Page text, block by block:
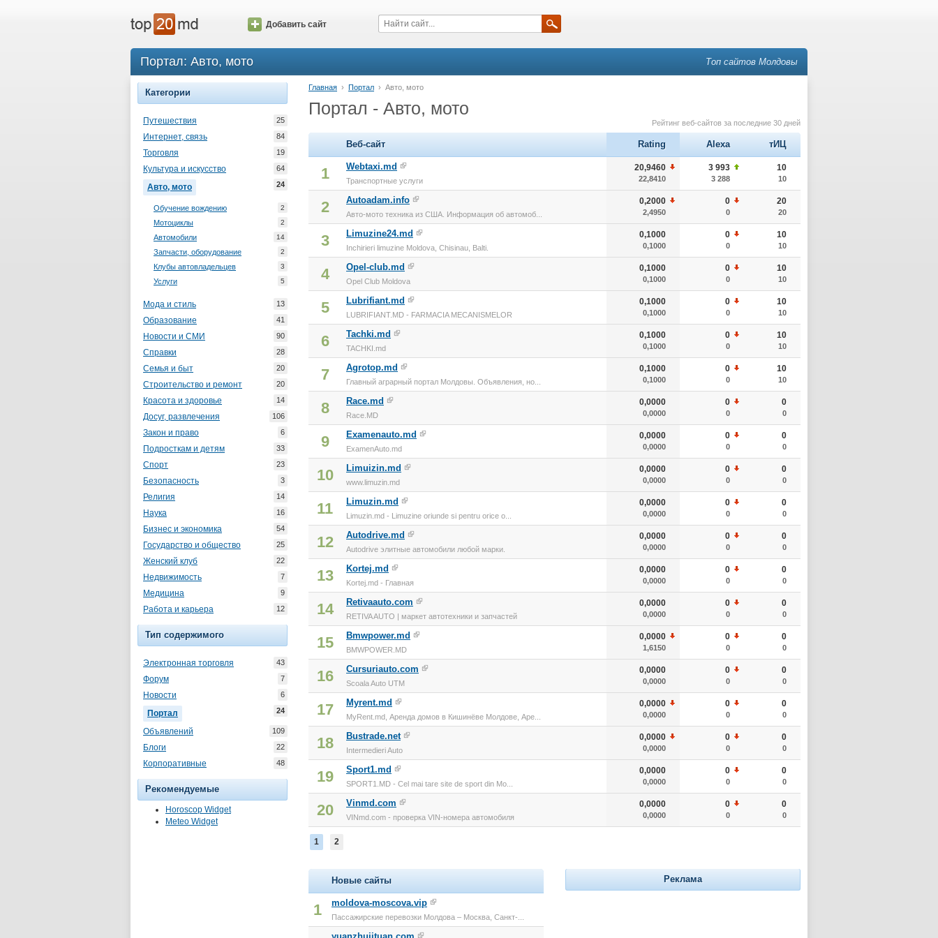
Добавить сайт
Портал: Авто, мото Топ сайтов Молдовы
Категории
Путешествия 25
Интернет, связь 84
Торговля 19
Культура и искусство 64
Авто, мото 24
Обучение вождению 2
Мотоциклы 2
Автомобили 14
Запчасти, оборудование 2
Клубы автовладельцев 3
Услуги 5
Мода и стиль 13
Образование 41
Новости и СМИ 90
Справки 28
Семья и быт 20
Строительство и ремонт 20
Красота и здоровье 14
Досуг, развлечения 106
Закон и право 6
Подросткам и детям 33
Спорт 23
Безопасность 3
Религия 14
Наука 16
Бизнес и экономика 54
Государство и общество 25
Женский клуб 22
Недвижимость 7
Медицина 9
Работа и карьера 12
Тип содержимого
Электронная торговля 43
Форум 7
Новости 6
Портал 24
Объявлений 109
Блоги 22
Корпоративные 48
Рекомендуемые
Horoscop Widget
Meteo Widget
Главная › Портал › Авто, мото
Портал - Авто, мото
Рейтинг веб-сайтов за последние 30 дней
Веб-сайт Rating Alexa тИЦ
1 Webtaxi.md
Транспортные услуги
20,9460
22,8410
3 993
3 288
10
10
2 Autoadam.info
Авто-мото техника из США. Информация об автомоб...
0,2000
2,4950
0
0
20
20
3 Limuzine24.md
Inchirieri limuzine Moldova, Chisinau, Balti.
0,1000
0,1000
0
0
10
10
4 Opel-club.md
Opel Club Moldova
0,1000
0,1000
0
0
10
10
5 Lubrifiant.md
LUBRIFIANT.MD - FARMACIA MECANISMELOR
0,1000
0,1000
0
0
10
10
6 Tachki.md
TACHKI.md
0,1000
0,1000
0
0
10
10
7 Agrotop.md
Главный аграрный портал Молдовы. Объявления, но...
0,1000
0,1000
0
0
10
10
8 Race.md
Race.MD
0,0000
0,0000
0
0
0
0
9 Examenauto.md
ExamenAuto.md
0,0000
0,0000
0
0
0
0
10 Limuizin.md
www.limuzin.md
0,0000
0,0000
0
0
0
0
11 Limuzin.md
Limuzin.md - Limuzine oriunde si pentru orice o...
0,0000
0,0000
0
0
0
0
12 Autodrive.md
Autodrive элитные автомобили любой марки.
0,0000
0,0000
0
0
0
0
13 Kortej.md
Kortej.md - Главная
0,0000
0,0000
0
0
0
0
14 Retivaauto.com
RETIVA AUTO | маркет автотехники и запчастей
0,0000
0,0000
0
0
0
0
15 Bmwpower.md
BMWPOWER.MD
0,0000
1,6150
0
0
0
0
16 Cursuriauto.com
Scoala Auto UTM
0,0000
0,0000
0
0
0
0
17 Myrent.md
MyRent.md, Аренда домов в Кишинёве Молдове, Аре...
0,0000
0,0000
0
0
0
0
18 Bustrade.net
Intermedieri Auto
0,0000
0,0000
0
0
0
0
19 Sport1.md
SPORT1.MD - Cel mai tare site de sport din Mo...
0,0000
0,0000
0
0
0
0
20 Vinmd.com
VINmd.com - проверка VIN-номера автомобиля
0,0000
0,0000
0
0
0
0
1 2
Новые сайты
1 moldova-moscova.vip
Пассажирские перевозки Молдова – Москва, Санкт-...
yuanzhujituan.com
Реклама